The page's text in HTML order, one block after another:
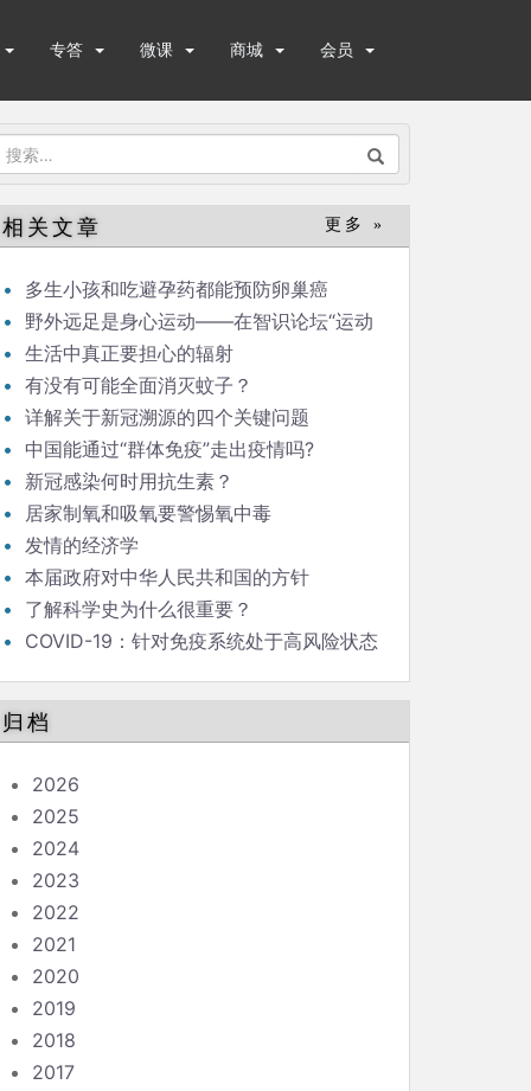
专答 微课 商城 会员
搜
：
相关文章 更多 »
多生小孩和吃避孕药都能预防卵巢癌
野外远足是身心运动——在智识论坛“运动
与健康”的发言
生活中真正要担心的辐射
有没有可能全面消灭蚊子？
详解关于新冠溯源的四个关键问题
中国能通过“群体免疫”走出疫情吗?
新冠感染何时用抗生素？
居家制氧和吸氧要警惕氧中毒
发情的经济学
本届政府对中华人民共和国的方针
了解科学史为什么很重要？
COVID-19：针对免疫系统处于高风险状态
归档
2026
2025
2024
2023
2022
2021
2020
2019
2018
2017